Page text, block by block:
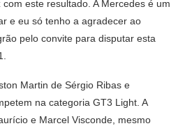
com este resultado. A Mercedes é um
e eu só tenho a agradecer ao
pelo convite para disputar esta
Martin de Sérgio Ribas e
na categoria GT3 Light. A
e Marcel Visconde, mesmo